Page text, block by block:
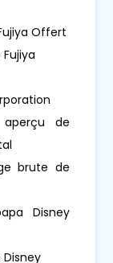
Offert
aperçu de
brute de
Disney
Disney